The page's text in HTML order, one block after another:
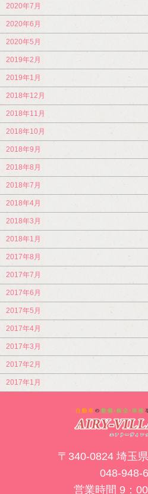
2020年7月
2020年6月
2020年5月
2019年2月
2019年1月
2018年12月
2018年11月
2018年10月
2018年9月
2018年8月
2018年7月
2018年4月
2018年3月
2018年1月
2017年8月
2017年7月
2017年6月
2017年5月
2017年4月
2017年3月
2017年2月
2017年1月
〒340-0824 埼玉
048-948-
営業時間 9：